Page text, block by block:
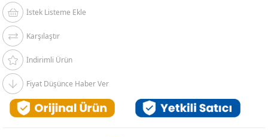
İstek Listeme Ekle
Karşılaştır
İndirimli Ürün
Fiyat Düşünce Haber Ver